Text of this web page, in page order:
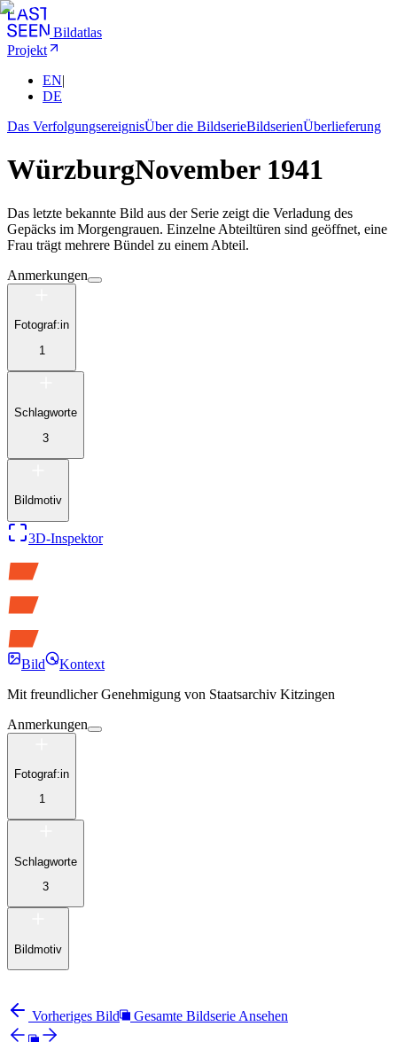
Bildatlas
Projekt
EN|
DE
Das VerfolgungsereignisÜber die BildserieBildserienÜberlieferung
WürzburgNovember 1941
Das letzte bekannte Bild aus der Serie zeigt die Verladung des
Gepäcks im Morgengrauen. Einzelne Abteiltüren sind geöffnet, eine
Frau trägt mehrere Bündel zu einem Abteil.
Anmerkungen
Fotograf:in
1
Schlagworte
3
Bildmotiv
3D-Inspektor
Bild
Kontext
Mit freundlicher Genehmigung von Staatsarchiv Kitzingen
Anmerkungen
Fotograf:in
1
Schlagworte
3
Bildmotiv
Vorheriges Bild Gesamte Bildserie Ansehen